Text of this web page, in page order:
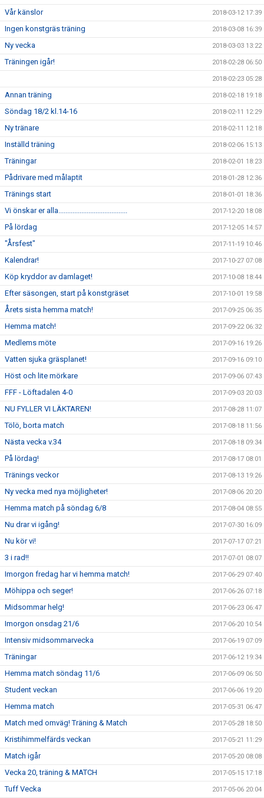
Vår känslor 2018-03-12 17:39
Ingen konstgräs träning 2018-03-08 16:39
Ny vecka 2018-03-03 13:22
Träningen igår! 2018-02-28 06:50
2018-02-23 05:28
Annan träning 2018-02-18 19:18
Söndag 18/2 kl.14-16 2018-02-11 12:29
Ny tränare 2018-02-11 12:18
Inställd träning 2018-02-06 15:13
Träningar 2018-02-01 18:23
Pådrivare med målaptit 2018-01-28 12:36
Tränings start 2018-01-01 18:36
Vi önskar er alla....................................... 2017-12-20 18:08
På lördag 2017-12-05 14:57
"Årsfest" 2017-11-19 10:46
Kalendrar! 2017-10-27 07:08
Köp kryddor av damlaget! 2017-10-08 18:44
Efter säsongen, start på konstgräset 2017-10-01 19:58
Årets sista hemma match! 2017-09-25 06:35
Hemma match! 2017-09-22 06:32
Medlems möte 2017-09-16 19:26
Vatten sjuka gräsplanet! 2017-09-16 09:10
Höst och lite mörkare 2017-09-06 07:43
FFF - Löftadalen 4-0 2017-09-03 20:03
NU FYLLER VI LÄKTAREN! 2017-08-28 11:07
Tölö, borta match 2017-08-18 11:56
Nästa vecka v.34 2017-08-18 09:34
På lördag! 2017-08-17 08:01
Tränings veckor 2017-08-13 19:26
Ny vecka med nya möjligheter! 2017-08-06 20:20
Hemma match på söndag 6/8 2017-08-04 08:55
Nu drar vi igång! 2017-07-30 16:09
Nu kör vi! 2017-07-17 07:21
3 i rad!! 2017-07-01 08:07
Imorgon fredag har vi hemma match! 2017-06-29 07:40
Möhippa och seger! 2017-06-26 07:18
Midsommar helg! 2017-06-23 06:47
Imorgon onsdag 21/6 2017-06-20 10:54
Intensiv midsommarvecka 2017-06-19 07:09
Träningar 2017-06-12 19:34
Hemma match söndag 11/6 2017-06-09 06:50
Student veckan 2017-06-06 19:20
Hemma match 2017-05-31 06:47
Match med omväg! Träning & Match 2017-05-28 18:50
Kristihimmelfärds veckan 2017-05-21 11:29
Match igår 2017-05-20 08:08
Vecka 20, träning & MATCH 2017-05-15 17:18
Tuff Vecka 2017-05-06 20:04